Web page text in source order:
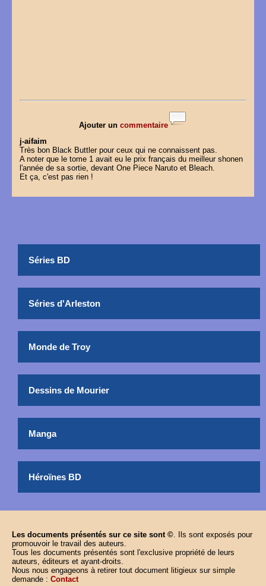
Ajouter un commentaire
j-aifaim
Très bon Black Buttler pour ceux qui ne connaissent pas.
A noter que le tome 1 avait eu le prix français du meilleur shonen
l'année de sa sortie, devant One Piece Naruto et Bleach.
Et ça, c'est pas rien !
Séries BD
Séries d'Arleston
Monde de Troy
Dessins de Mourier
Manga
Héroïnes BD
Les documents présentés sur ce site sont © . Ils sont exposés pour
promouvoir le travail des auteurs.
Tous les documents présentés sont l'exclusive propriété de leurs
auteurs, éditeurs et ayant-droits.
Nous nous engageons à retirer tout document litigieux sur simple
demande : Contact